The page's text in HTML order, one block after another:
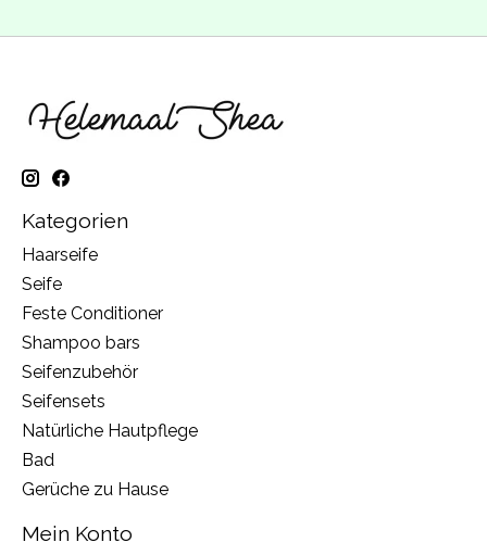
Kategorien
Haarseife
Seife
Feste Conditioner
Shampoo bars
Seifenzubehör
Seifensets
Natürliche Hautpflege
Bad
Gerüche zu Hause
Mein Konto